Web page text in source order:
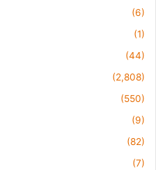
(6)
(1)
(44)
(2,808)
(550)
(9)
(82)
(7)